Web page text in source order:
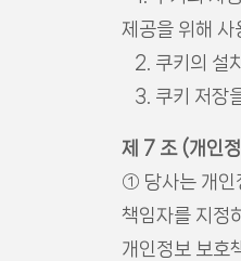
제공을 위해 사
2. 쿠키의 설
3. 쿠키 저장
제 7 조 (개인
① 당사는 개인
책임자를 지정
개인정보 보호